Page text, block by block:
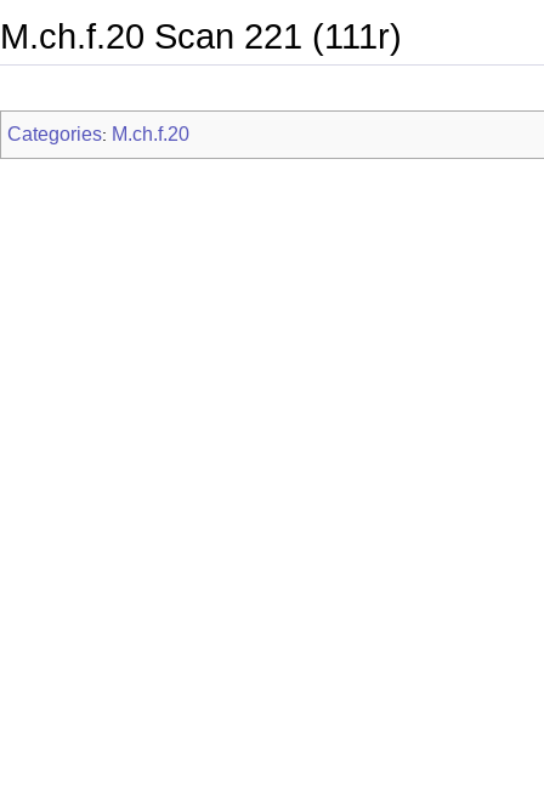
M.ch.f.20 Scan 221 (111r)
Categories: M.ch.f.20